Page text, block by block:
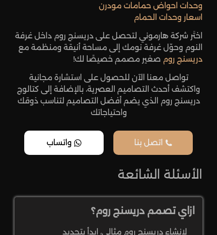
وحدات احواض حمامات مودرن
اسعار وحدات الحمام​
اختَر شركة هارموني لتحصل على دريسنج روم داخل غرفة
النوم وحوّل غرفة نومك إلى مساحة أنيقة ومنظمة مع
دريسنج روم صغير مصمم خصيصًا لك!
تواصل معنا الآن للحصول على استشارة مجانية
واكتشف أحدث التصاميم العصرية، بالإضافة إلى كتالوج
دريسنج روم الذي يضم أفضل التصاميم لتناسب ذوقك
واحتياجاتك
اتصل بنا واتساب
الأسئلة الشائعة
ازاي تصمم دريسنج روم؟
لإنشاء دريسنج روم مثالي، ابدأ بتحديد